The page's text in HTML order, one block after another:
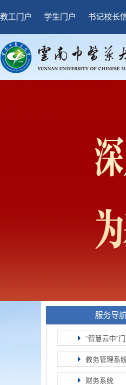
教工门户 学生门户 书记校长
服务导
“智慧云中”
教务管理系
财务系统